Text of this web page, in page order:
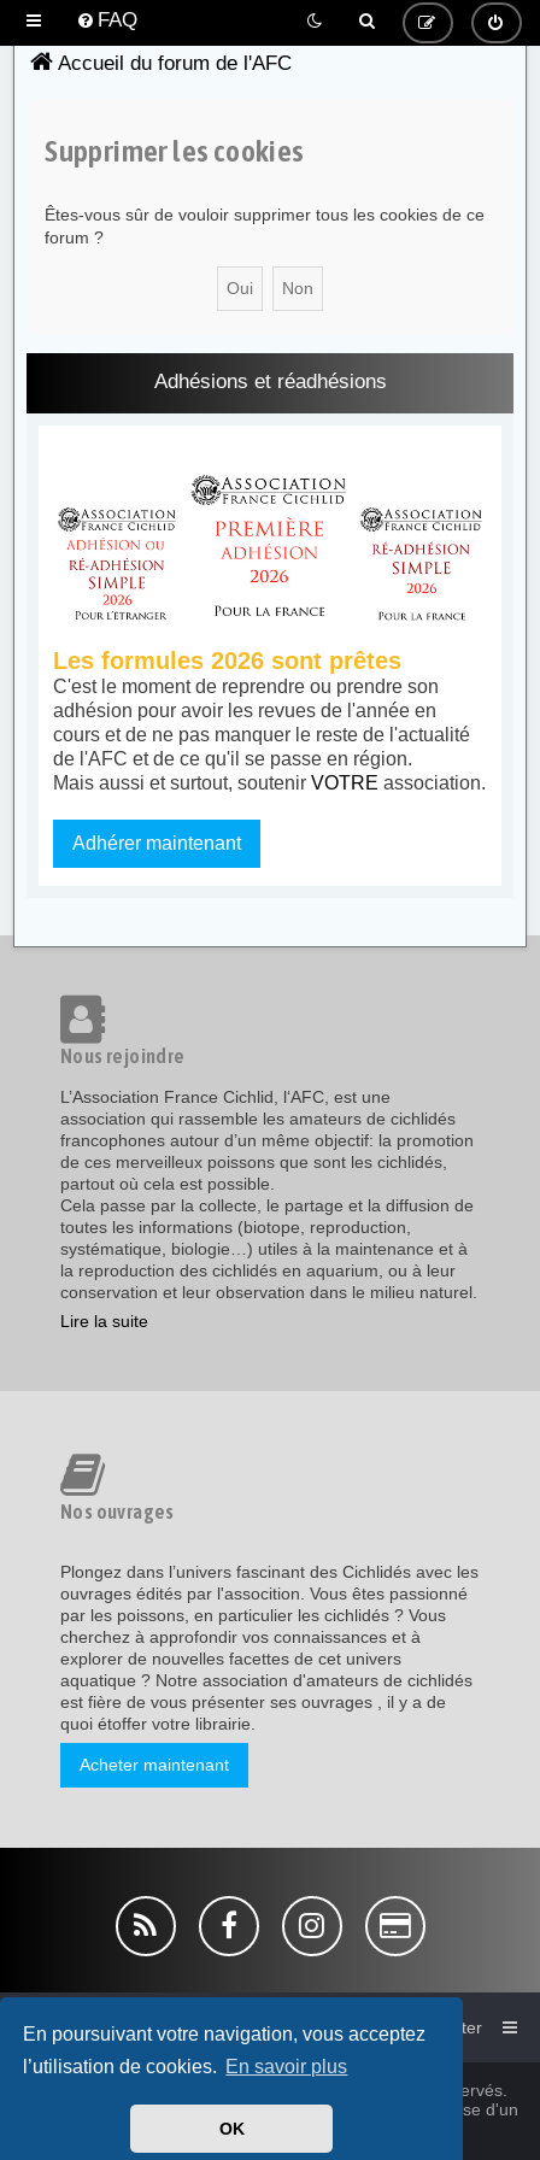
En poursuivant votre navigation, vous acceptez
l’utilisation de cookies. En savoir plus
OK
FAQ
Accueil du forum de l'AFC
Supprimer les cookies
Êtes-vous sûr de vouloir supprimer tous les cookies de ce
forum ?
Adhésions et réadhésions
Les formules 2026 sont prêtes
C'est le moment de reprendre ou prendre son
adhésion pour avoir les revues de l'année en
cours et de ne pas manquer le reste de l'actualité
de l'AFC et de ce qu'il se passe en région.
Mais aussi et surtout, soutenirVOTRE association.
Adhérer maintenant
Nous rejoindre
L’Association France Cichlid, l‘AFC, est une
association qui rassemble les amateurs de cichlidés
francophones autour d’un même objectif: la promotion
de ces merveilleux poissons que sont les cichlidés,
partout où cela est possible.
Cela passe par la collecte, le partage et la diffusion de
toutes les informations (biotope, reproduction,
systématique, biologie…) utiles à la maintenance et à
la reproduction des cichlidés en aquarium, ou à leur
conservation et leur observation dans le milieu naturel.
Lire la suite
Nos ouvrages
Plongez dans l’univers fascinant des Cichlidés avec les
ouvrages édités par l'assocition. Vous êtes passionné
par les poissons, en particulier les cichlidés ? Vous
cherchez à approfondir vos connaissances et à
explorer de nouvelles facettes de cet univers
aquatique ? Notre association d'amateurs de cichlidés
est fière de vous présenter ses ouvrages , il y a de
quoi étoffer votre librairie.
Acheter maintenant
Accueil du forum de l'AFC Nous contacter
© Association France Cichlid 1980~2026, tous droits réservés.
Cichlidsforum-V4 style bymicka76&cabot
© 2025 Sur base d'un
design